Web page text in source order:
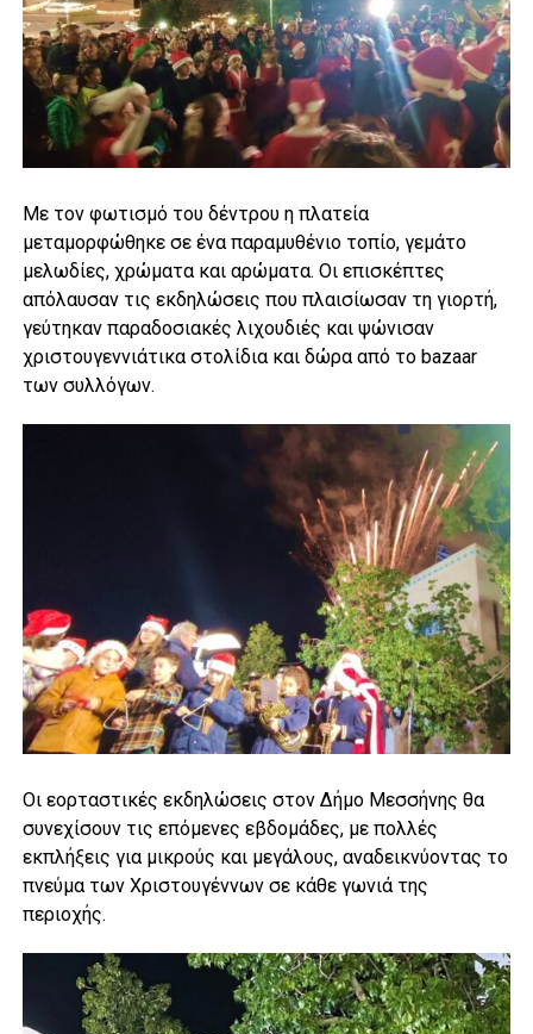
Με τον φωτισμό του δέντρου η πλατεία
μεταμορφώθηκε σε ένα παραμυθένιο τοπίο, γεμάτο
μελωδίες, χρώματα και αρώματα. Οι επισκέπτες
απόλαυσαν τις εκδηλώσεις που πλαισίωσαν τη γιορτή,
γεύτηκαν παραδοσιακές λιχουδιές και ψώνισαν
χριστουγεννιάτικα στολίδια και δώρα από το bazaar
των συλλόγων.
Οι εορταστικές εκδηλώσεις στον Δήμο Μεσσήνης θα
συνεχίσουν τις επόμενες εβδομάδες, με πολλές
εκπλήξεις για μικρούς και μεγάλους, αναδεικνύοντας το
πνεύμα των Χριστουγέννων σε κάθε γωνιά της
περιοχής.